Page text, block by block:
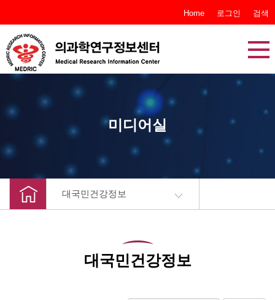
Home 로그인 검색
미디어실
대국민건강정보
대국민건강정보